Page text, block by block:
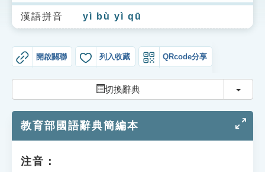
生字詞彙表
成語故事
索引選單
單字索引
漢語拼音 yì bù yì qū
開啟關聯 列入收藏 QRcode分享
切換辭典 切換
教育部國語辭典簡編本
注音：